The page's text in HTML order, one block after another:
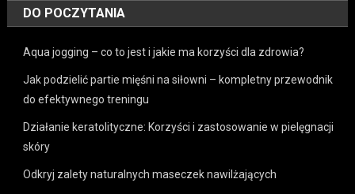
DO POCZYTANIA
Aqua jogging – co to jest i jakie ma korzyści dla zdrowia?
Jak podzielić partie mięśni na siłowni – kompletny przewodnik
do efektywnego treningu
Działanie keratolityczne: Korzyści i zastosowanie w pielęgnacji
skóry
Odkryj zalety naturalnych maseczek nawilżających